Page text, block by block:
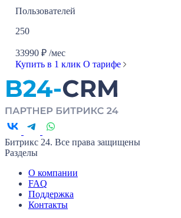
Пользователей
250
33990 ₽ /мес
Купить в 1 клик О тарифе
Битрикс 24. Все права защищены
Разделы
О компании
FAQ
Поддержка
Контакты